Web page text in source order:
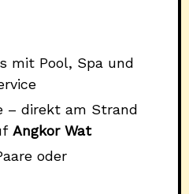
mit Pool, Spa und
– direkt am Strand
Angkor Wat
oder